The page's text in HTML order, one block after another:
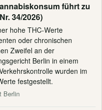
führt zu
34/2026)
hohe THC-Werte
oder chronischen
Zweifel an der
Berlin in einem
wurden im
festgestellt.
Berlin